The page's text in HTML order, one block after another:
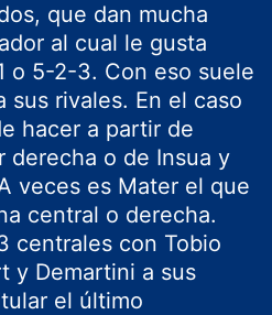
que dan mucha
al cual le gusta
o 5-2-3. Con eso suele
sus rivales. En el caso
hacer a partir de
derecha o de Insua y
veces es Mater el que
central o derecha.
centrales con Tobio
y Demartini a sus
el último